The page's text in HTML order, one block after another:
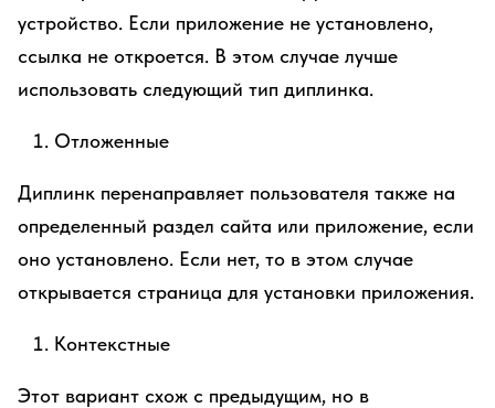
устройство. Если приложение не установлено,
ссылка не откроется. В этом случае лучше
использовать следующий тип диплинка.
Отложенные
Диплинк перенаправляет пользователя также на
определенный раздел сайта или приложение, если
оно установлено. Если нет, то в этом случае
открывается страница для установки приложения.
Контекстные
Этот вариант схож с предыдущим, но в